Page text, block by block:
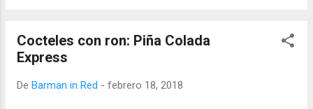
Cocteles con ron: Piña Colada
Express
De Barman in Red - febrero 18, 2018